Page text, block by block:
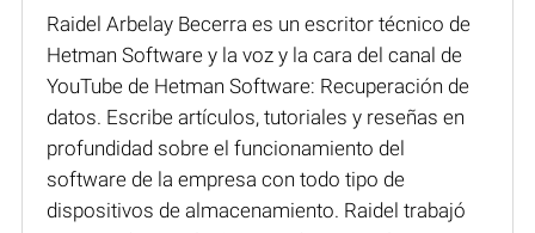
Raidel Arbelay Becerra es un escritor técnico de
Hetman Software y la voz y la cara del canal de
YouTube de Hetman Software: Recuperación de
datos. Escribe artículos, tutoriales y reseñas en
profundidad sobre el funcionamiento del
software de la empresa con todo tipo de
dispositivos de almacenamiento. Raidel trabajó